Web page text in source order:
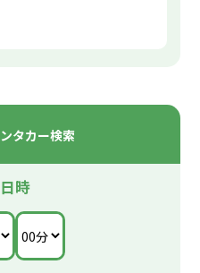
うお願いいたします。
す。
泉地(露天風呂など ...)
館) 山本作兵衛さんの炭
温泉 さくら館 1億円のト
タカー検索
時